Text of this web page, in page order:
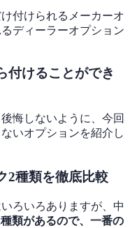
付けられるメーカーオ
ディーラーオプション
付けることができ
悔しないように、今回
いオプションを紹介し
2種類を徹底比較
ろいろありますが、中
類があるので、一番の